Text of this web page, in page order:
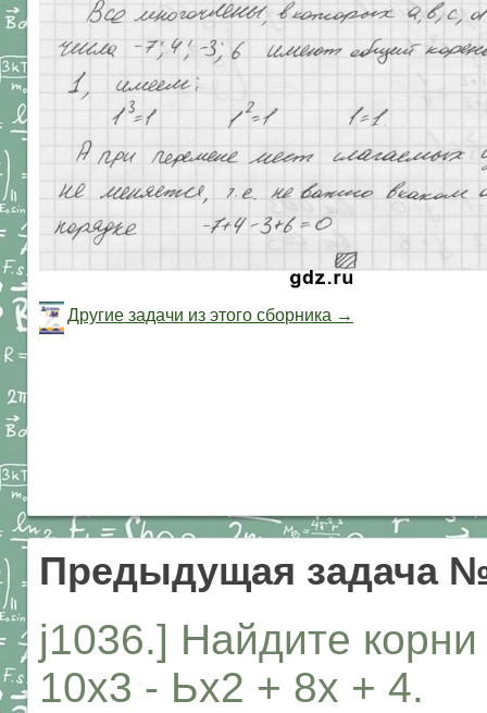
Другие задачи из этого сборника →
Предыдущая задача
j1036.] Найдите
10х3 - Ьх2 + 8х + 4.